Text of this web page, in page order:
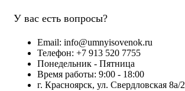
У вас есть вопросы?
Email: info@umnyisovenok.ru
Телефон: +7 913 520 7755
Понедельник - Пятница
Время работы: 9:00 - 18:00
г. Красноярск, ул. Свердловская 8а/2